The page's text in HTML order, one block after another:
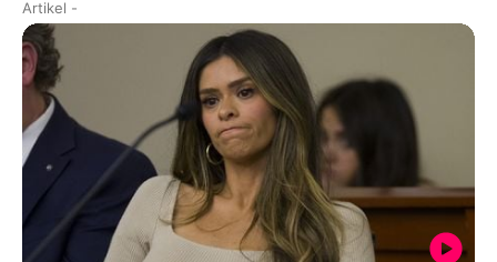
Artikel -